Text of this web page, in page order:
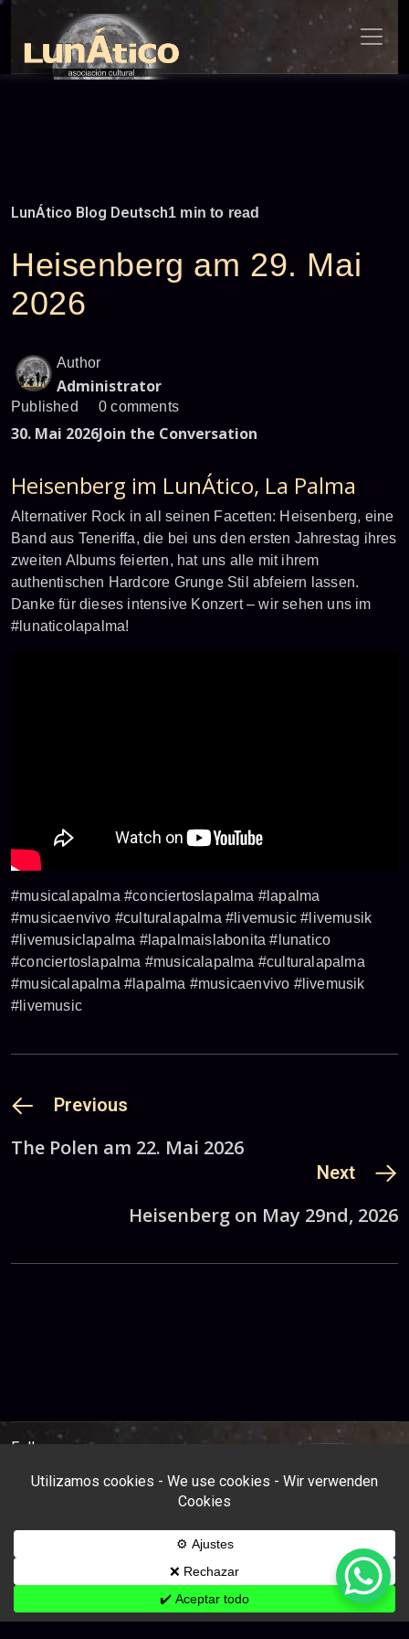
Skip
content
LunÁtico Blog Deutsch1 min to read
Heisenberg am 29. Mai
2026
Author
Administrator
Published
30. Mai 2026
0 comments
Join the Conversation
Heisenberg im LunÁtico, La Palma
Alternativer Rock in all seinen Facetten: Heisenberg, eine
Band aus Teneriffa, die bei uns den ersten Jahrestag ihres
zweiten Albums feierten, hat uns alle mit ihrem
authentischen Hardcore Grunge Stil abfeiern lassen.
Danke für dieses intensive Konzert – wir sehen uns im
#lunaticolapalma!
#musicalapalma #conciertoslapalma #lapalma
#musicaenvivo #culturalapalma #livemusic #livemusik
#livemusiclapalma #lapalmaislabonita #lunatico
#conciertoslapalma #musicalapalma #culturalapalma
#musicalapalma #lapalma #musicaenvivo #livemusik
#livemusic
Previous
The Polen am 22. Mai 2026
Next
Heisenberg on May 29nd, 2026
Follow us: